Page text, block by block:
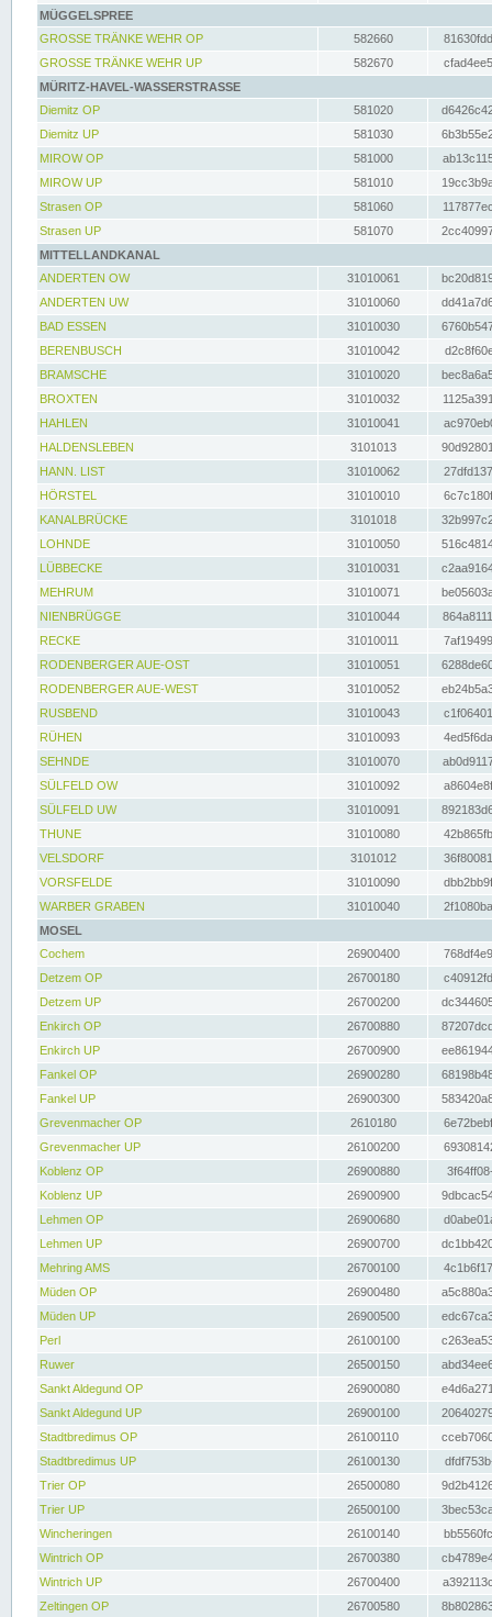
MÜGGELSPREE
GROSSE TRÄNKE WEHR OP
582660
GROSSE TRÄNKE WEHR UP
582670
MÜRITZ-HAVEL-WASSERSTRASSE
Diemitz OP
581020
Diemitz UP
581030
MIROW OP
581000
MIROW UP
581010
Strasen OP
581060
Strasen UP
581070
MITTELLANDKANAL
ANDERTEN OW
31010061
ANDERTEN UW
31010060
BAD ESSEN
31010030
BERENBUSCH
31010042
BRAMSCHE
31010020
BROXTEN
31010032
HAHLEN
31010041
HALDENSLEBEN
3101013
HANN. LIST
31010062
HÖRSTEL
31010010
KANALBRÜCKE
3101018
LOHNDE
31010050
LÜBBECKE
31010031
MEHRUM
31010071
NIENBRÜGGE
31010044
RECKE
31010011
RODENBERGER AUE-OST
31010051
RODENBERGER AUE-WEST
31010052
RUSBEND
31010043
RÜHEN
31010093
SEHNDE
31010070
SÜLFELD OW
31010092
SÜLFELD UW
31010091
THUNE
31010080
VELSDORF
3101012
VORSFELDE
31010090
WARBER GRABEN
31010040
MOSEL
Cochem
26900400
Detzem OP
26700180
Detzem UP
26700200
Enkirch OP
26700880
Enkirch UP
26700900
Fankel OP
26900280
Fankel UP
26900300
Grevenmacher OP
2610180
Grevenmacher UP
26100200
Koblenz OP
26900880
Koblenz UP
26900900
Lehmen OP
26900680
Lehmen UP
26900700
Mehring AMS
26700100
Müden OP
26900480
Müden UP
26900500
Perl
26100100
Ruwer
26500150
Sankt Aldegund OP
26900080
Sankt Aldegund UP
26900100
Stadtbredimus OP
26100110
Stadtbredimus UP
26100130
Trier OP
26500080
Trier UP
26500100
Wincheringen
26100140
Wintrich OP
26700380
Wintrich UP
26700400
Zeltingen OP
26700580